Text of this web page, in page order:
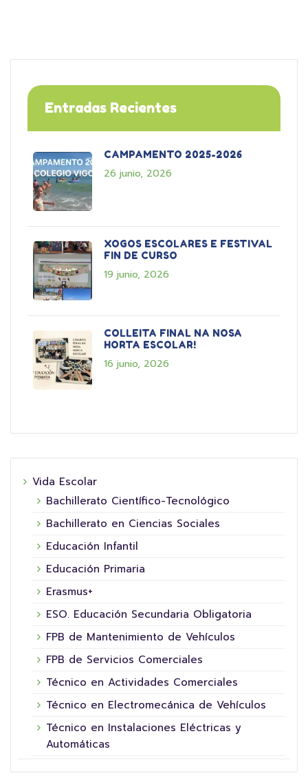
Entradas Recientes
CAMPAMENTO 2025-2026
26 junio, 2026
XOGOS ESCOLARES E FESTIVAL
FIN DE CURSO
19 junio, 2026
COLLEITA FINAL NA NOSA
HORTA ESCOLAR!
16 junio, 2026
Vida Escolar
Bachillerato Científico-Tecnológico
Bachillerato en Ciencias Sociales
Educación Infantil
Educación Primaria
Erasmus+
ESO. Educación Secundaria Obligatoria
FPB de Mantenimiento de Vehículos
FPB de Servicios Comerciales
Técnico en Actividades Comerciales
Técnico en Electromecánica de Vehículos
Técnico en Instalaciones Eléctricas y
Automáticas